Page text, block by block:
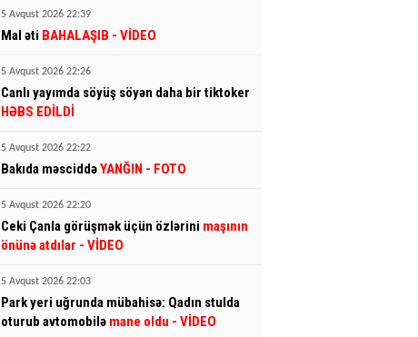
5 Avqust 2026 22:39
Mal əti BAHALAŞIB - VİDEO
5 Avqust 2026 22:26
Canlı yayımda söyüş söyən daha bir tiktoker
HƏBS EDİLDİ
5 Avqust 2026 22:22
Bakıda məsciddəYANĞIN - FOTO
5 Avqust 2026 22:20
Ceki Çanla görüşmək üçün özlərini maşının
önünə atdılar - VİDEO
5 Avqust 2026 22:03
Park yeri uğrunda mübahisə: Qadın stulda
oturub avtomobilə mane oldu - VİDEO